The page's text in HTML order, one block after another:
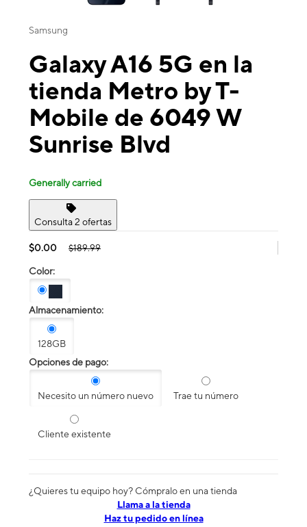
Samsung
Galaxy A16 5G en la
tienda Metro by T-
Mobile de 6049 W
Sunrise Blvd
Generally carried
Consulta 2 ofertas
$0.00 $189.99
Color:
Almacenamiento:
128GB
Opciones de pago:
Necesito un número nuevo Trae tu número
Cliente existente
¿Quieres tu equipo hoy? Cómpralo en una tienda
​​​​​​​Llama a la tienda
Haz tu pedido en línea